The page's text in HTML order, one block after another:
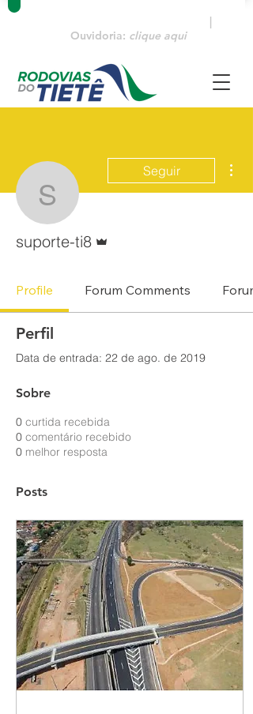
|
Ouvidoria: clique aqui
suporte-ti8
Seguir
suporte-ti8
Profile Forum Comments
Perfil
Data de entrada: 22 de ago. de 2019
Sobre
0 curtida recebida
0 comentário recebido
0 melhor resposta
Posts